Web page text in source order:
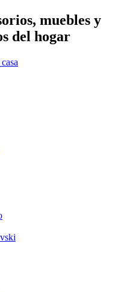
muebles y
del hogar